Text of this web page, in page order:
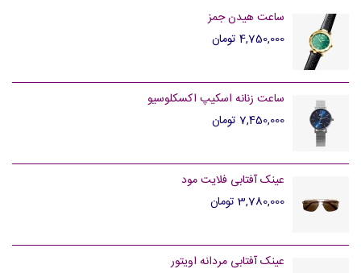
ساعت هیدن جمز
4,750,000 تومان
ساعت زنانه اسکیپ اکسکلوسیو
7,450,000 تومان
عینک آفتابی فلایت مود
3,780,000 تومان
عینک آفتابی مردانه اویتور